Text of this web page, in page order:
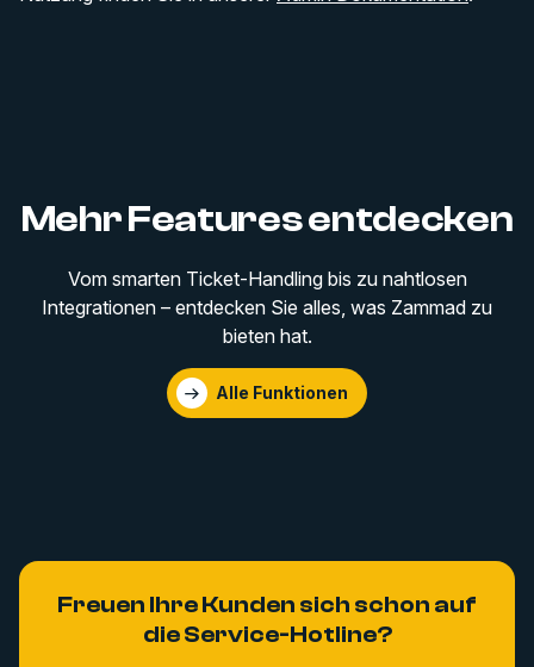
Mehr Features entdecken
Vom smarten Ticket-Handling bis zu nahtlosen
Integrationen – entdecken Sie alles, was Zammad zu
bieten hat.
Alle Funktionen
Freuen Ihre Kunden sich schon auf
die Service-Hotline?